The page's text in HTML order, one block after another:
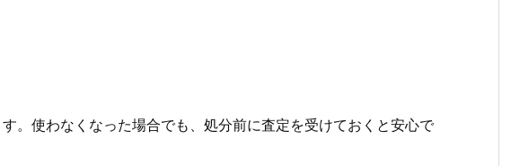
。使わなくなった場合でも、処分前に査定を受けておくと安心で